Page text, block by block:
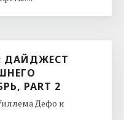
ДАЙДЖЕСТ
PART 2
Дефо и